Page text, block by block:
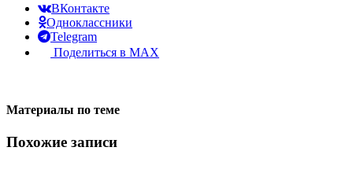
ВКонтакте
Одноклассники
Telegram
Поделиться в MAX
Материалы по теме
Похожие записи